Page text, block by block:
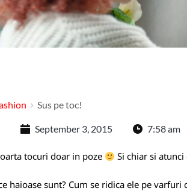
Sus pe toc!
September 3, 2015 7:58 am
tocuri doar in poze Si chiar si
haioase sunt? Cum se ridica ele pe